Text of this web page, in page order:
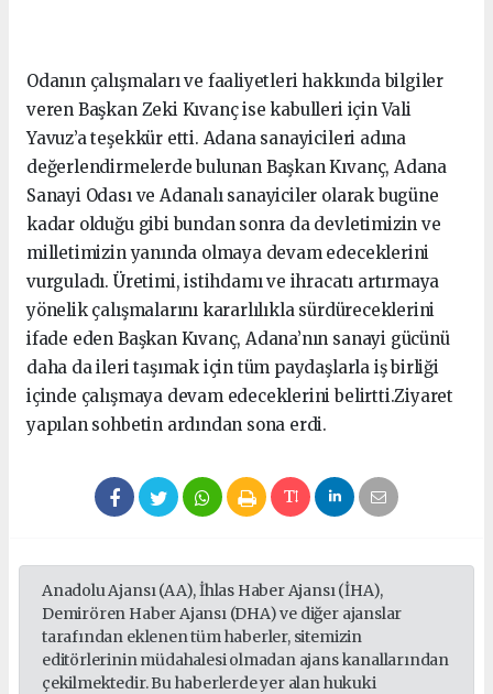
Odanın çalışmaları ve faaliyetleri hakkında bilgiler
veren Başkan Zeki Kıvanç ise kabulleri için Vali
Yavuz’a teşekkür etti. Adana sanayicileri adına
değerlendirmelerde bulunan Başkan Kıvanç, Adana
Sanayi Odası ve Adanalı sanayiciler olarak bugüne
kadar olduğu gibi bundan sonra da devletimizin ve
milletimizin yanında olmaya devam edeceklerini
vurguladı. Üretimi, istihdamı ve ihracatı artırmaya
yönelik çalışmalarını kararlılıkla sürdüreceklerini
ifade eden Başkan Kıvanç, Adana’nın sanayi gücünü
daha da ileri taşımak için tüm paydaşlarla iş birliği
içinde çalışmaya devam edeceklerini belirtti.Ziyaret
yapılan sohbetin ardından sona erdi.
Anadolu Ajansı (AA), İhlas Haber Ajansı (İHA),
Demirören Haber Ajansı (DHA) ve diğer ajanslar
tarafından eklenen tüm haberler, sitemizin
editörlerinin müdahalesi olmadan ajans kanallarından
çekilmektedir. Bu haberlerde yer alan hukuki